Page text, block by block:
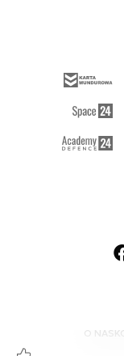
O NAS